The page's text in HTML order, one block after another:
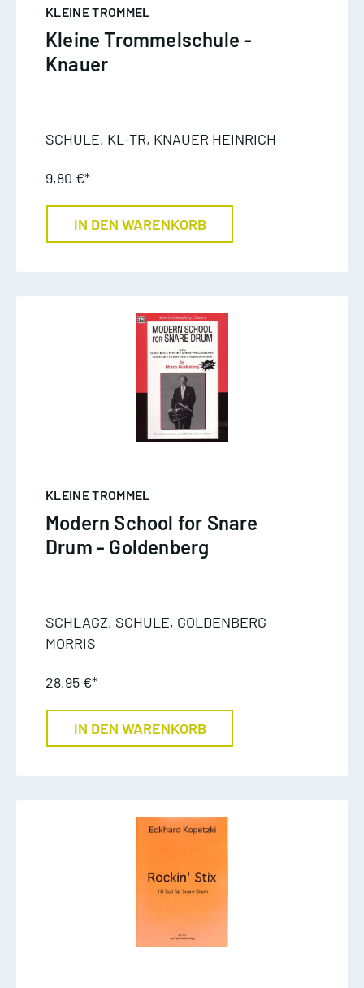
KLEINE TROMMEL
Kleine Trommelschule -
Knauer
SCHULE, KL-TR, KNAUER HEINRICH
9,80 €*
IN DEN WARENKORB
KLEINE TROMMEL
Modern School for Snare
Drum - Goldenberg
SCHLAGZ, SCHULE, GOLDENBERG
MORRIS
28,95 €*
IN DEN WARENKORB